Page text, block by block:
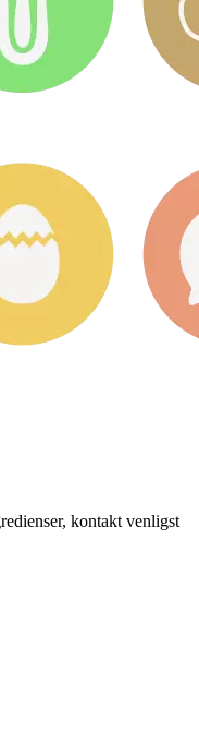
kontakt venligst